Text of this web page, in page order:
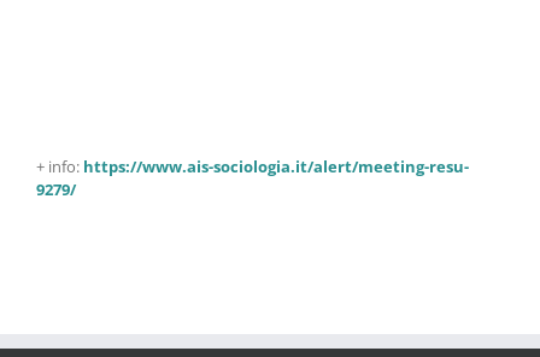
+ info: https://www.ais-sociologia.it/alert/meeting-resu-
9279/